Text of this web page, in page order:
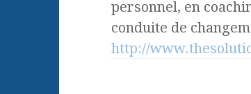
personnel, en
conduite de
http://